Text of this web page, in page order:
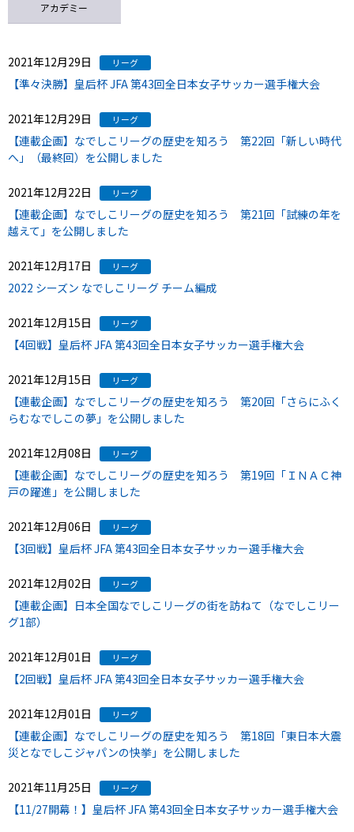
アカデミー
2021年12月29日 リーグ
【準々決勝】皇后杯 JFA 第43回全日本女子サッカー選手権大会
2021年12月29日 リーグ
【連載企画】なでしこリーグの歴史を知ろう 第22回「新しい時代
へ」（最終回）を公開しました
2021年12月22日 リーグ
【連載企画】なでしこリーグの歴史を知ろう 第21回「試練の年を
越えて」を公開しました
2021年12月17日 リーグ
2022 シーズン なでしこリーグ チーム編成
2021年12月15日 リーグ
【4回戦】皇后杯 JFA 第43回全日本女子サッカー選手権大会
2021年12月15日 リーグ
【連載企画】なでしこリーグの歴史を知ろう 第20回「さらにふく
らむなでしこの夢」を公開しました
2021年12月08日 リーグ
【連載企画】なでしこリーグの歴史を知ろう 第19回「ＩＮＡＣ神
戸の躍進」を公開しました
2021年12月06日 リーグ
【3回戦】皇后杯 JFA 第43回全日本女子サッカー選手権大会
2021年12月02日 リーグ
【連載企画】日本全国なでしこリーグの街を訪ねて（なでしこリー
グ1部）
2021年12月01日 リーグ
【2回戦】皇后杯 JFA 第43回全日本女子サッカー選手権大会
2021年12月01日 リーグ
【連載企画】なでしこリーグの歴史を知ろう 第18回「東日本大震
災となでしこジャパンの快挙」を公開しました
2021年11月25日 リーグ
【11/27開幕！】皇后杯 JFA 第43回全日本女子サッカー選手権大会